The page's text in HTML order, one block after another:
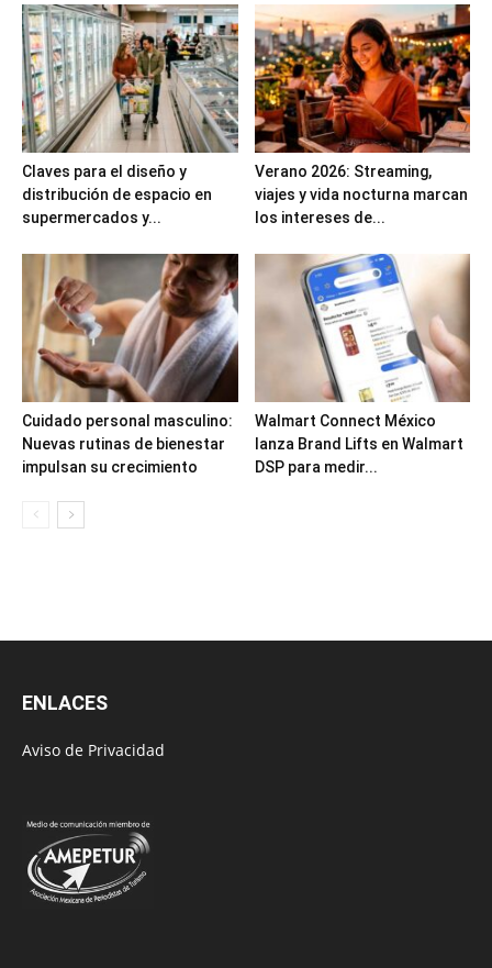
Claves para el diseño y
distribución de espacio en
supermercados y...
Verano 2026: Streaming,
viajes y vida nocturna marcan
los intereses de...
Cuidado personal masculino:
Nuevas rutinas de bienestar
impulsan su crecimiento
Walmart Connect México
lanza Brand Lifts en Walmart
DSP para medir...
ENLACES
Aviso de Privacidad